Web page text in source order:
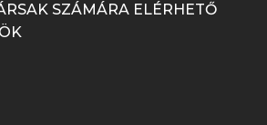
SZÁMÁRA ELÉRHETŐ